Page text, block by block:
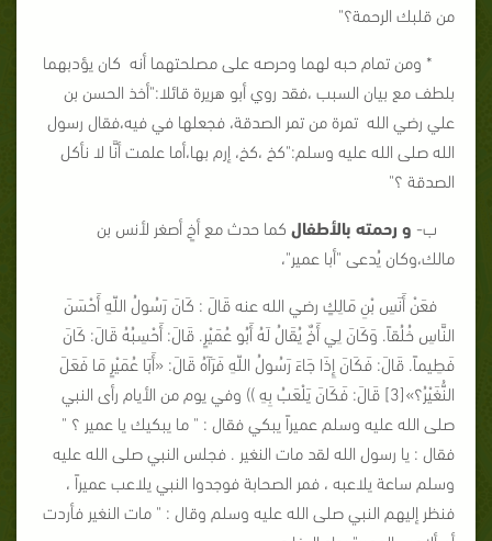
من قلبك الرحمة؟"
* ومن تمام حبه لهما وحرصه على مصلحتهما أنه كان يؤدبهما
بلطف مع بيان السبب ،فقد روي أبو هريرة قائلا:"أخذ الحسن بن
علي رضي الله تمرة من تمر الصدقة، فجعلها في فيه،فقال رسول
الله صلى الله عليه وسلم:"كخ ،كخ، إرم بها،أما علمت أنَّا لا نأكل
الصدقة ؟"
ب- و رحمته بالأطفال كما حدث مع أخٍ أصغر لأنس بن
مالك،وكان يُدعى "أبا عمير"،
فعَنْ أَنَسِ بْنِ مَالِكٍ رضي الله عنه قَالَ : كَانَ رَسُولُ اللّهِ أَحْسَنَ
النَّاسِ خُلُقاً. وَكَانَ لِي أَخٌ يُقَالُ لَهُ أَبُو عُمَيْرٍ. قَالَ: أَحْسِبُهُ قَالَ: كَانَ
فَطِيماً. قَالَ: فَكَانَ إِذَا جَاءَ رَسُولُ اللّهِ فَرَآهُ قَالَ: «أَبَا عُمَيْرٍ مَا فَعَلَ
النُّغَيْرُ؟»[3] قَالَ: فَكَانَ يَلْعَبُ بِهِ )) وفي يوم من الأيام رأى النبي
صلى الله عليه وسلم عميراً يبكي فقال : " ما يبكيك يا عمير ؟ "
فقال : يا رسول الله لقد مات النغير . فجلس النبي صلى الله عليه
وسلم ساعة يلاعبه ، فمر الصحابة فوجدوا النبي يلاعب عميراً ،
فنظر إليهم النبي صلى الله عليه وسلم وقال : " مات النغير فأردت